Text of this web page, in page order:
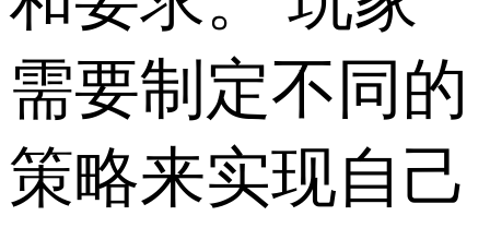
需要制定不同的
策略来实现自己